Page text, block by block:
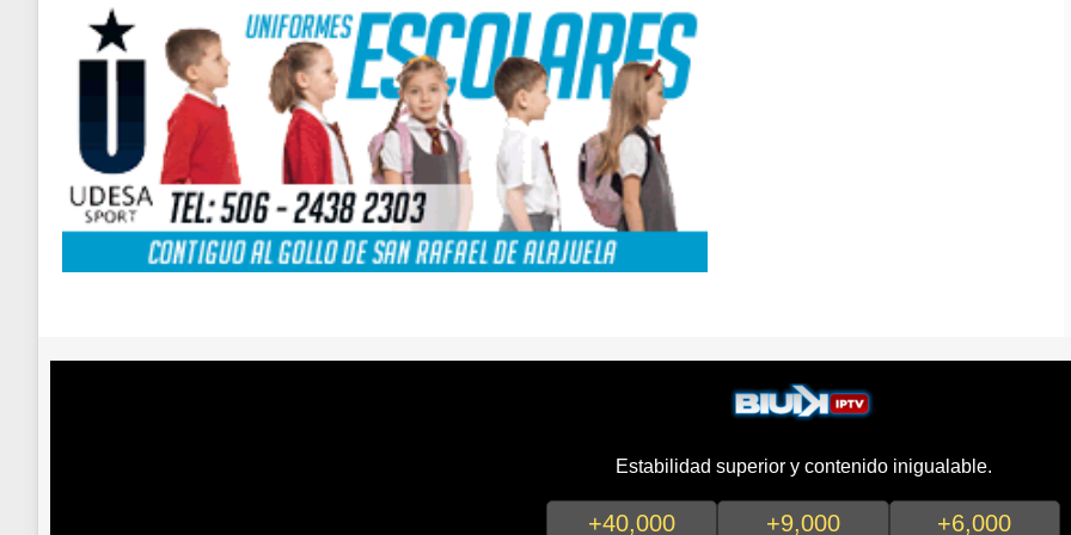
Estabilidad superior y contenido inigualable.
+40,000 +9,000 +6,000